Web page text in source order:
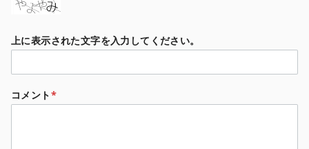
上に表示された文字を入力してください。
コメント*